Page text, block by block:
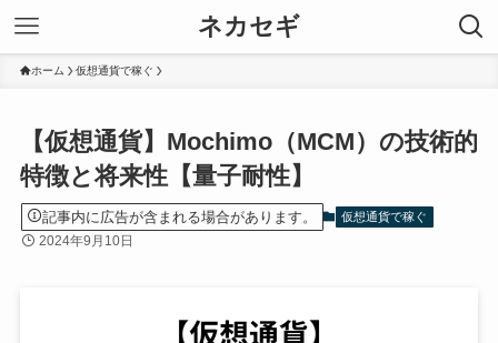
ネカセギ
ホーム 仮想通貨で稼ぐ
【仮想通貨】Mochimo（MCM）の技術的
特徴と将来性【量子耐性】
記事内に広告が含まれる場合があります。 仮想通貨で稼ぐ
2024年9月10日